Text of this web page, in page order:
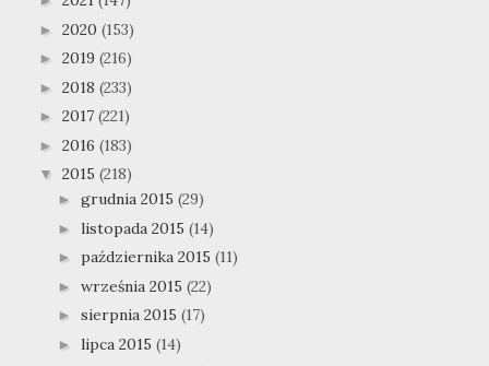
► 2020 (153)
► 2019 (216)
► 2018 (233)
► 2017 (221)
► 2016 (183)
▼ 2015 (218)
► grudnia 2015 (29)
► listopada 2015 (14)
► października 2015 (11)
► września 2015 (22)
► sierpnia 2015 (17)
► lipca 2015 (14)